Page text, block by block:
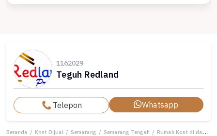
1162029
Teguh Redland
Telepon Whatsapp
Beranda / Kost Dijual / Semarang / Semarang Tengah / Rumah Kost di daerah Semarang Tengah ( HL 8184 )